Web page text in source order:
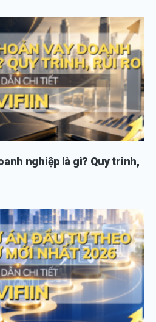
nghiệp là gì? Quy trình,